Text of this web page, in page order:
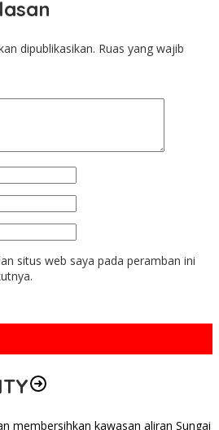
dipublikasikan. Ruas yang wajib
situs web saya pada peramban ini